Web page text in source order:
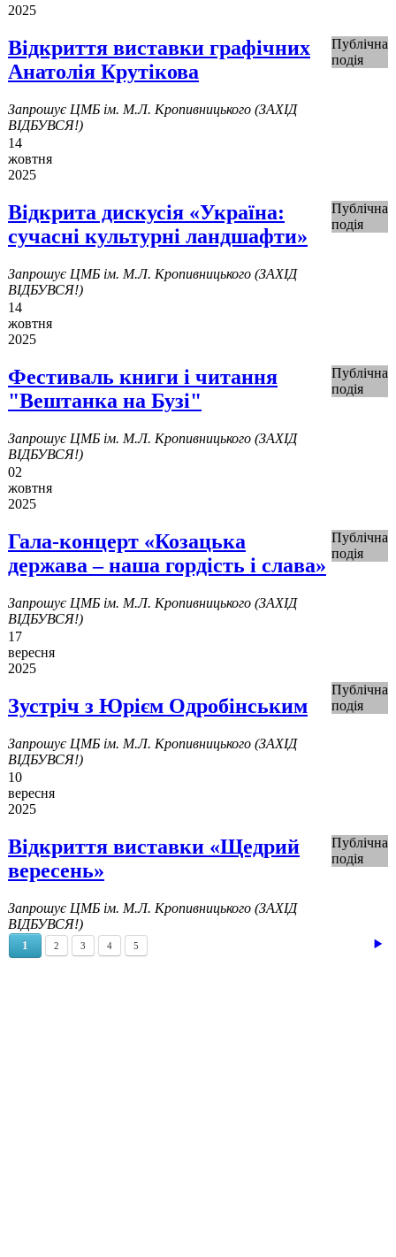
2025
Відкриття виставки графічних
Анатолія Крутікова
Запрошує ЦМБ ім. М.Л. Кропивницького (ЗАХІД
ВІДБУВСЯ!)
Публічна
подія
14
жовтня
2025
Відкрита дискусія «Україна:
сучасні культурні ландшафти»
Запрошує ЦМБ ім. М.Л. Кропивницького (ЗАХІД
ВІДБУВСЯ!)
Публічна
подія
14
жовтня
2025
Фестиваль книги і читання
"Вештанка на Бузі"
Запрошує ЦМБ ім. М.Л. Кропивницького (ЗАХІД
ВІДБУВСЯ!)
Публічна
подія
02
жовтня
2025
Гала-концерт «Козацька
держава – наша гордість і слава»
Запрошує ЦМБ ім. М.Л. Кропивницького (ЗАХІД
ВІДБУВСЯ!)
Публічна
подія
17
вересня
2025
Зустріч з Юрієм Одробінським
Запрошує ЦМБ ім. М.Л. Кропивницького (ЗАХІД
ВІДБУВСЯ!)
Публічна
подія
10
вересня
2025
Відкриття виставки «Щедрий
вересень»
Запрошує ЦМБ ім. М.Л. Кропивницького (ЗАХІД
ВІДБУВСЯ!)
Публічна
подія
1 2 3 4 5